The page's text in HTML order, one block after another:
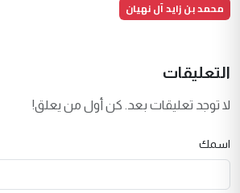
محمد بن زايد آل نهيان
التعليقات
لا توجد تعليقات بعد. كن أول من يعلق!
اسمك